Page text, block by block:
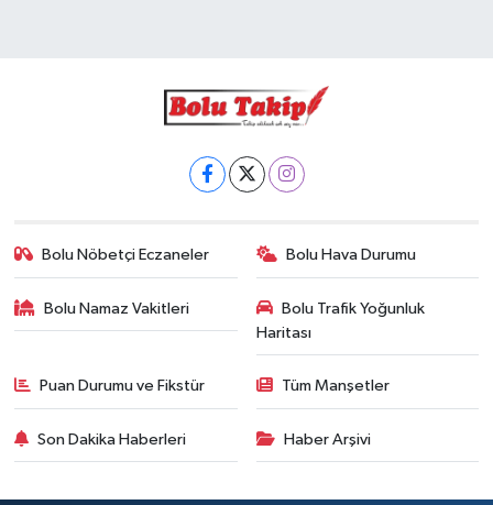
Bolu Nöbetçi Eczaneler Bolu Hava Durumu
Bolu Namaz Vakitleri
Bolu Trafik Yoğunluk
Haritası
Puan Durumu ve Fikstür Tüm Manşetler
Son Dakika Haberleri Haber Arşivi